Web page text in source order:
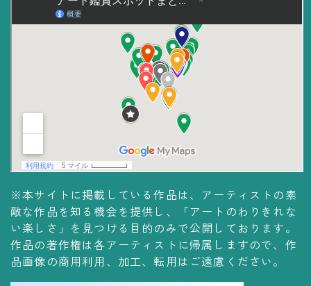
用語解説
データ・メディア
体験記
アイテム・サービス
コレクションの仕方
Yoshiteru Collection
※本サイトに掲載している作品は、アーティストの素
敵な作品を知る機会を提供し、「アートのわりきれな
い楽しさ」を見つける目的のみで公開しております。
作品の著作権は各アーティストに帰属しますので、作
品画像の商用利用、加工、転用はご遠慮ください。